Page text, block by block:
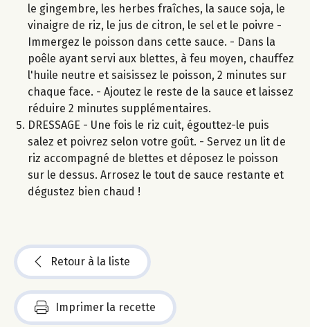
le gingembre, les herbes fraîches, la sauce soja, le
vinaigre de riz, le jus de citron, le sel et le poivre -
Immergez le poisson dans cette sauce. - Dans la
poêle ayant servi aux blettes, à feu moyen, chauffez
l'huile neutre et saisissez le poisson, 2 minutes sur
chaque face. - Ajoutez le reste de la sauce et laissez
réduire 2 minutes supplémentaires.
DRESSAGE - Une fois le riz cuit, égouttez-le puis
salez et poivrez selon votre goût. - Servez un lit de
riz accompagné de blettes et déposez le poisson
sur le dessus. Arrosez le tout de sauce restante et
dégustez bien chaud !
Retour à la liste
Imprimer la recette